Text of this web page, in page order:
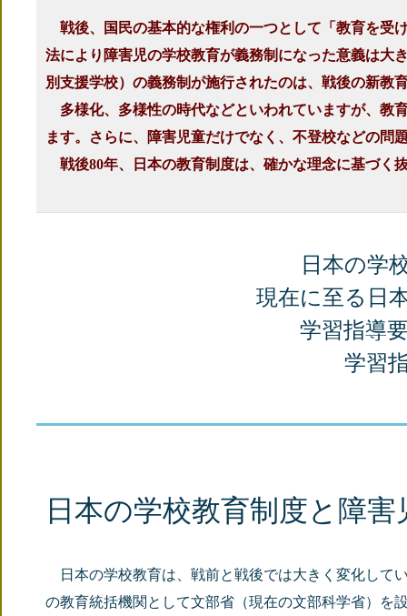
戦後、国民の基本的な権利の一つとして「教育を受
法により障害児の学校教育が義務制になった意義は大
別支援学校）の義務制が施行されたのは、戦後の新教
多様化、多様性の時代などといわれていますが、教
ます。さらに、障害児童だけでなく、不登校などの問
戦後80年、日本の教育制度は、確かな理念に基づく
日本の学
現在に至る日
学習指導
学習
日本の学校教育制度と障害
日本の学校教育は、戦前と戦後では大きく変化して
の教育統括機関として文部省（現在の文部科学省）を